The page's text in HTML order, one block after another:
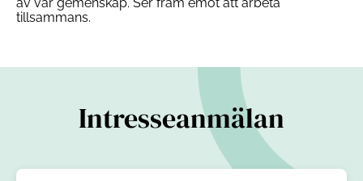
tillsammans.
Intresseanmälan